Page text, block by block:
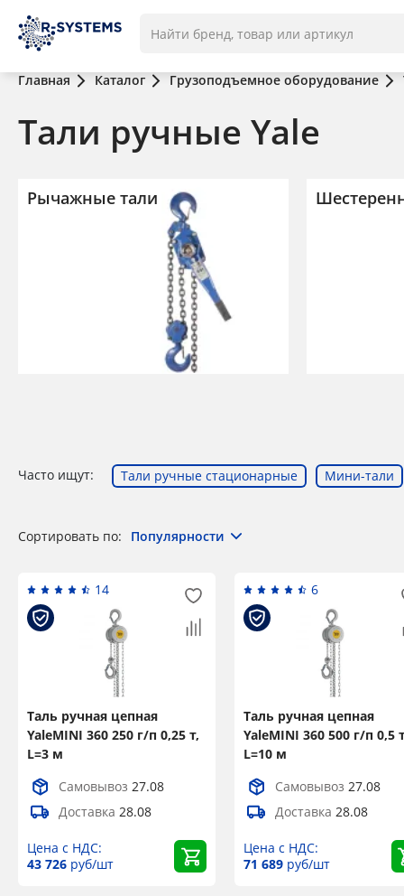
Главная Каталог Грузоподъемное оборудование
Тали ручные Yale
Рычажные тали
Часто ищут: Тали ручные стационарные Мини-тали
Сортировать по: Популярности
14
Таль ручная цепная
YaleMINI 360 250 г/п 0,25 т,
L=3 м
Самовывоз 27.08
Доставка 28.08
Цена с НДС:
43 726 руб/шт
6
Таль ручная цепная
YaleMINI 360 500 г/п 0,5
L=10 м
Самовывоз27.08
Доставка28.08
Цена с НДС:
71 689 руб/шт